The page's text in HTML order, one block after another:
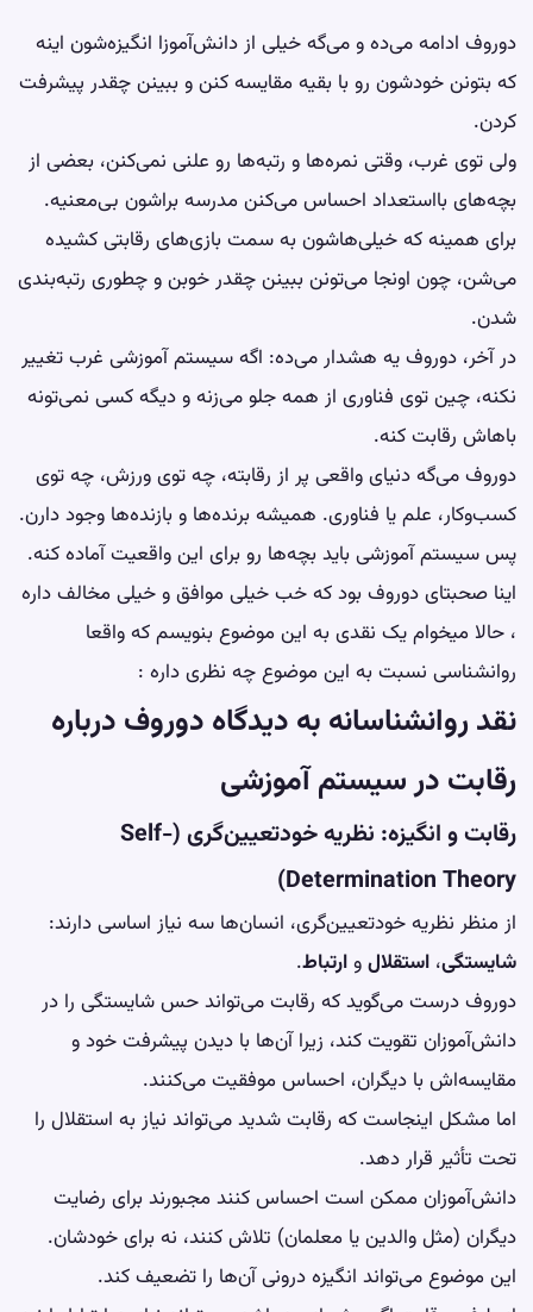
دوروف ادامه می‌ده و می‌گه خیلی از دانش‌آموزا انگیزه‌شون اینه
که بتونن خودشون رو با بقیه مقایسه کنن و ببینن چقدر پیشرفت
کردن.
ولی توی غرب، وقتی نمره‌ها و رتبه‌ها رو علنی نمی‌کنن، بعضی از
بچه‌های بااستعداد احساس می‌کنن مدرسه براشون بی‌معنیه.
برای همینه که خیلی‌هاشون به سمت بازی‌های رقابتی کشیده
می‌شن، چون اونجا می‌تونن ببینن چقدر خوبن و چطوری رتبه‌بندی
شدن.
در آخر، دوروف یه هشدار می‌ده: اگه سیستم آموزشی غرب تغییر
نکنه، چین توی فناوری از همه جلو می‌زنه و دیگه کسی نمی‌تونه
باهاش رقابت کنه.
دوروف می‌گه دنیای واقعی پر از رقابته، چه توی ورزش، چه توی
کسب‌وکار، علم یا فناوری. همیشه برنده‌ها و بازنده‌ها وجود دارن.
پس سیستم آموزشی باید بچه‌ها رو برای این واقعیت آماده کنه.
اینا صحبتای دوروف بود که خب خیلی موافق و خیلی مخالف داره
، حالا میخوام یک نقدی به این موضوع بنویسم که واقعا
روانشناسی نسبت به این موضوع چه نظری داره :
نقد روانشناسانه به دیدگاه دوروف درباره
رقابت در سیستم آموزشی
رقابت و انگیزه: نظریه خودتعیین‌گری (Self-
Determination Theory)
از منظر نظریه خودتعیین‌گری، انسان‌ها سه نیاز اساسی دارند:
شایستگی، استقلالوارتباط.
دوروف درست می‌گوید که رقابت می‌تواند حس شایستگی را در
دانش‌آموزان تقویت کند، زیرا آن‌ها با دیدن پیشرفت خود و
مقایسه‌اش با دیگران، احساس موفقیت می‌کنند.
اما مشکل اینجاست که رقابت شدید می‌تواند نیاز به استقلال را
تحت تأثیر قرار دهد.
دانش‌آموزان ممکن است احساس کنند مجبورند برای رضایت
دیگران (مثل والدین یا معلمان) تلاش کنند، نه برای خودشان.
این موضوع می‌تواند انگیزه درونی آن‌ها را تضعیف کند.